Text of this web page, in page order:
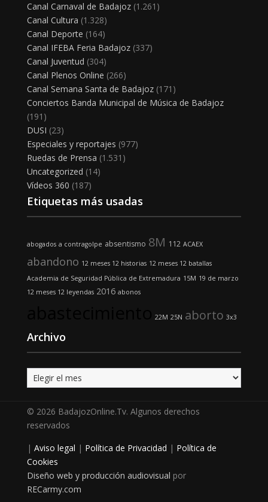
Canal Carnaval de Badajoz(1.261)
Canal Cultura (1.328)
Canal Deporte (164)
Canal IFEBA Feria Badajoz(337)
Canal Juventud (304)
Canal Plenos Online (266)
Canal Semana Santa de Badajoz(171)
Conciertos Banda Municipal de Música de Badajoz
(191)
DUSI (23)
Especiales y reportajes (977)
Ruedas de Prensa (1.531)
Uncategorized (14)
Vídeos 360 (187)
Etiquetas más usadas
abogados a contragolpe absentismo 8M 112 ACAEX
abandono 12 meses 12 historias 12 meses 12 batallas
Academia de Seguridad Pública de Extremadura 15M 19 de marzo
12 meses 12 leyendas 2016 abonos
22M 25N aborto 3x3
Archivo
Archivo
© 2026 BadajozOnline.Tv. Algunos derechos
reservados
| Aviso legal | Política de Privacidad | Política de
Cookies
Diseño web y producción audiovisual por
RECarmy.com